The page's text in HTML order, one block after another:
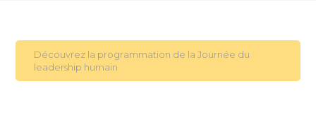
Découvrez la programmation de la Journée du
leadership humain